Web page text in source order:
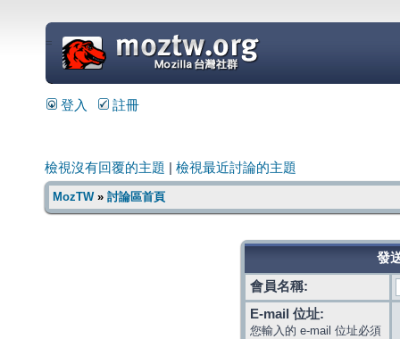
=
登入 註冊
檢視沒有回覆的主題 檢視最近討論的主題
MozTW» 討論區首頁
發
會員名稱:
E-mail 位址:
您輸入的 e-mail 位址必須